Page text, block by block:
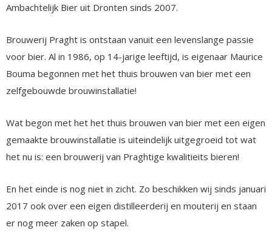
Ambachtelijk Bier uit Dronten sinds 2007.
Brouwerij Praght is ontstaan vanuit een levenslange passie
voor bier. Al in 1986, op 14-jarige leeftijd, is eigenaar Maurice
Bouma begonnen met het thuis brouwen van bier met een
zelfgebouwde brouwinstallatie!
Wat begon met het het thuis brouwen van bier met een eigen
gemaakte brouwinstallatie is uiteindelijk uitgegroeid tot wat
het nu is: een brouwerij van Praghtige kwalitieits bieren!
En het einde is nog niet in zicht. Zo beschikken wij sinds januari
2017 ook over een eigen distilleerderij en mouterij en staan
er nog meer zaken op stapel.